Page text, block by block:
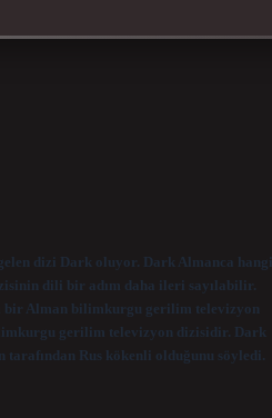
dizi Dark oluyor. Dark Almanca hangi
dili bir adım daha ileri sayılabilir.
bir Alman bilimkurgu gerilim televizyon
gerilim televizyon dizisidir. Dark
tarafından Rus kökenli olduğunu söyledi.